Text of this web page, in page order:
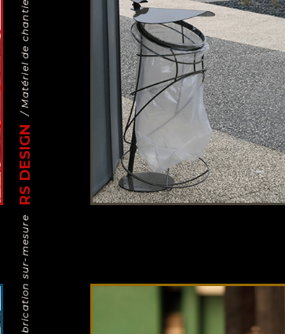
RS DESIGN
/ Matériel de chantier design
/ Fabrication sur-mesure